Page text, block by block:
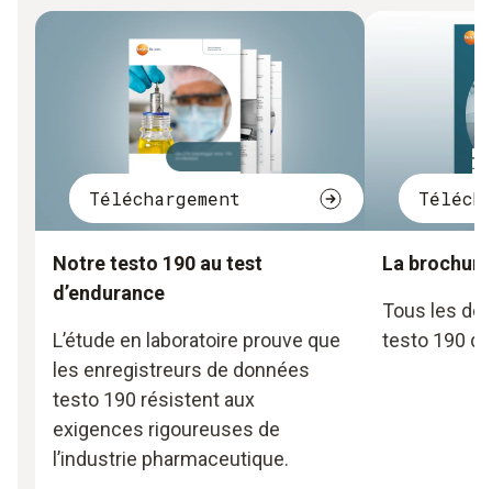
Téléchargement
Notre testo 190 au test
d’endurance
L’étude en laboratoire prouve que
les enregistreurs de données
testo 190 résistent aux
exigences rigoureuses de
l’industrie pharmaceutique.
La
Tous les
testo 190